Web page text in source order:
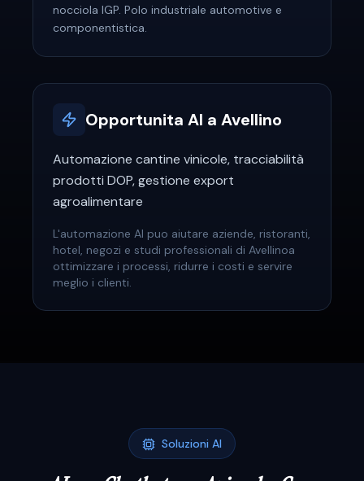
nocciola IGP. Polo industriale automotive e
componentistica.
Opportunita AI a Avellino
Automazione cantine vinicole, tracciabilità
prodotti DOP, gestione export
agroalimentare
L'automazione AI puo aiutare aziende, ristoranti,
hotel, negozi e studi professionali di Avellinoa
ottimizzare i processi, ridurre i costi e servire
meglio i clienti.
Soluzioni AI